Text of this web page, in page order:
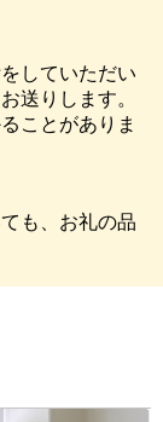
していただい
送りします。
ことがありま
も、お礼の品